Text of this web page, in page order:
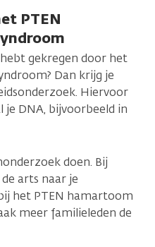
PTEN
gekregen door het
Dan krijg je
Hiervoor
DNA, bijvoorbeeld in
doen. Bij
arts naar je
het PTEN hamartoom
meer familieleden de